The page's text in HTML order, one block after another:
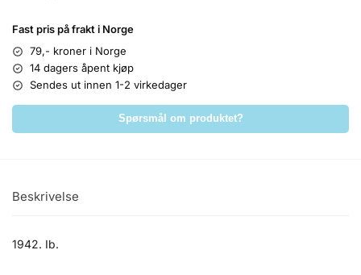
Fast pris på frakt i Norge
79,- kroner i Norge
14 dagers åpent kjøp
Sendes ut innen 1-2 virkedager
Spørsmål om produktet?
Beskrivelse
1942. Ib.